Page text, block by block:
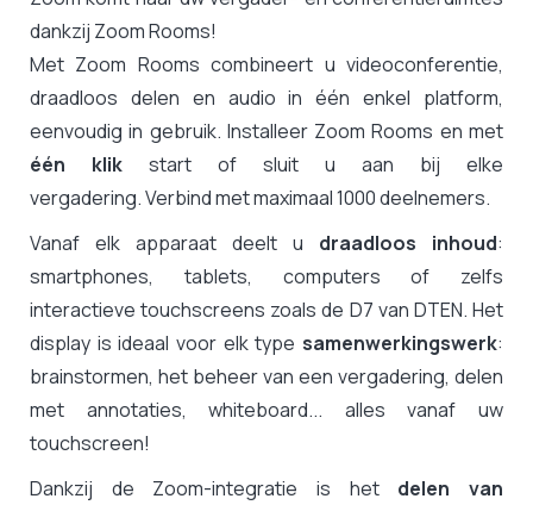
dankzij Zoom Rooms!
Met Zoom Rooms combineert u videoconferentie,
draadloos delen en audio in één enkel platform,
eenvoudig in gebruik. Installeer Zoom Rooms en met
één klik start of sluit u aan bij elke
vergadering. Verbind met maximaal 1000 deelnemers.
Vanaf elk apparaat deelt u draadloos inhoud:
smartphones, tablets, computers of zelfs
interactieve touchscreens zoals de D7 van DTEN. Het
display is ideaal voor elk type samenwerkingswerk:
brainstormen, het beheer van een vergadering, delen
met annotaties, whiteboard... alles vanaf uw
touchscreen!
Dankzij de Zoom-integratie is hetdelen van